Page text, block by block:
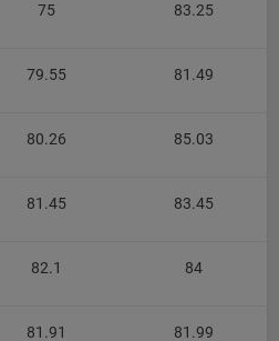
файлы cookie для
веб-сайтах. Например, если
сайт, то в дальнейшем
своих рекламных
cookie, например, запоминают,
данной процедуры
и оценивает эффективность
75 83.25
79.55 81.49
80.26 85.03
81.45 83.45
82.1 84
81.91 81.99